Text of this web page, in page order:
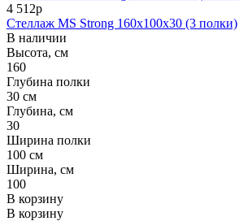
4 512р
Стеллаж MS Strong 160x100x30 (3 полки)
В наличии
Высота, см
160
Глубина полки
30 см
Глубина, см
30
Ширина полки
100 см
Ширина, см
100
В корзину
В корзину